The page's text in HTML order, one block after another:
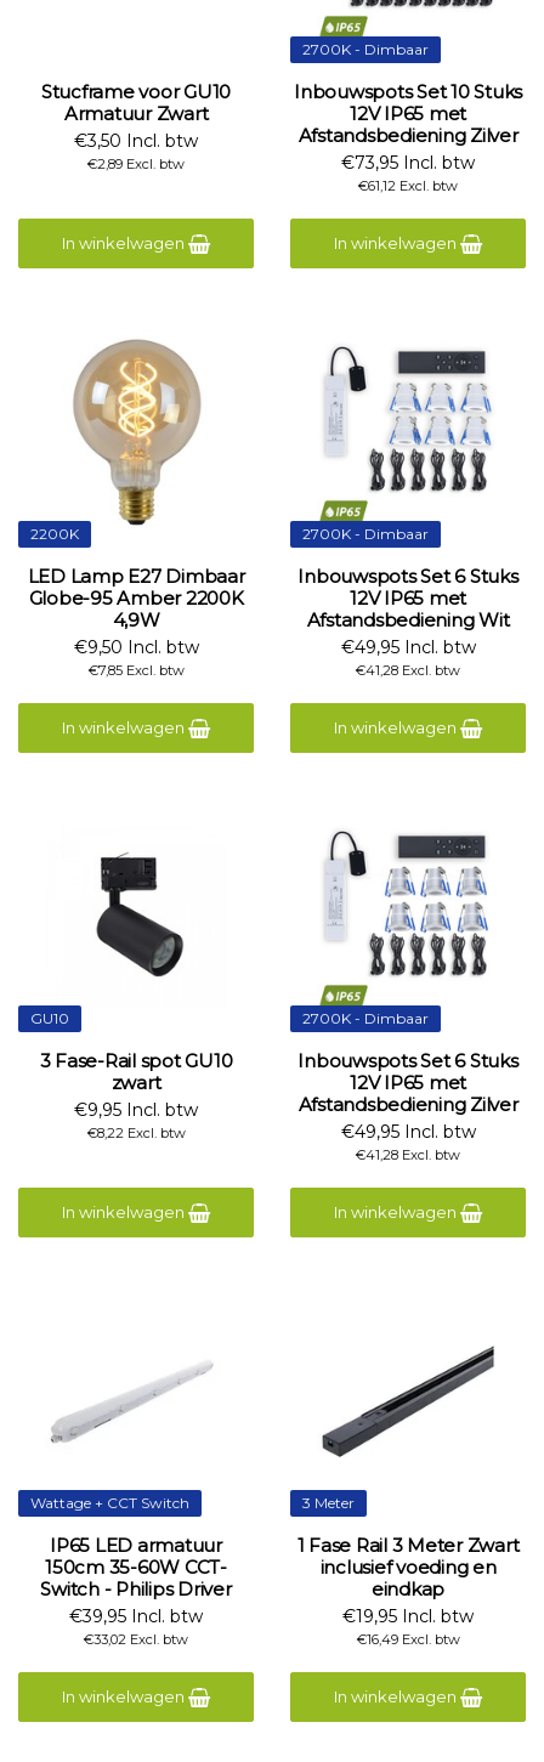
Stucframe voor GU10
Armatuur Zwart
€3,50 Incl. btw
€2,89 Excl. btw
In winkelwagen
2700K - Dimbaar
Inbouwspots Set 10 Stuks
12V IP65 met
Afstandsbediening Zilver
€73,95 Incl. btw
€61,12 Excl. btw
In winkelwagen
2200K
LED Lamp E27 Dimbaar
Globe-95 Amber 2200K
4,9W
€9,50 Incl. btw
€7,85 Excl. btw
In winkelwagen
2700K - Dimbaar
Inbouwspots Set 6 Stuks
12V IP65 met
Afstandsbediening Wit
€49,95 Incl. btw
€41,28 Excl. btw
In winkelwagen
GU10
3 Fase-Rail spot GU10
zwart
€9,95 Incl. btw
€8,22 Excl. btw
In winkelwagen
2700K - Dimbaar
Inbouwspots Set 6 Stuks
12V IP65 met
Afstandsbediening Zilver
€49,95 Incl. btw
€41,28 Excl. btw
In winkelwagen
Wattage + CCT Switch
IP65 LED armatuur
150cm 35-60W CCT-
Switch - Philips Driver
€39,95 Incl. btw
€33,02 Excl. btw
In winkelwagen
3 Meter
1 Fase Rail 3 Meter Zwart
inclusief voeding en
eindkap
€19,95 Incl. btw
€16,49 Excl. btw
In winkelwagen